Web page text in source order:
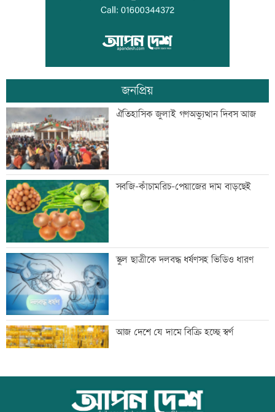
বিয়ে না করার কারণ জানালেন আমিশা
আওয়ামী লীগের সঙ্গে গণতন্ত্র যায় না: মির্জা
ফখরুল
ডেপুটি ম্যানেজার চেয়ে ব্র্যাকে নিয়োগ
‘আমার স্বপ্ন আপনাদের কাছে দিয়ে গেলাম’
মেহেরপুর সীমান্তে নারীসহ ৫ জনকে পুশইনের
চেষ্টা, বিজিবির প্রতিরোধে ব্যর্থ
থাইল্যান্ডে ১৪ বছরের শিক্ষার্থীর গুলিতে নিহত
জনপ্রিয়
ঐতিহাসিক জুলাই গণঅভ্যুত্থান দিবস আজ
সবজি-কাঁচামরিচ-পেয়াজের দাম বাড়ছেই
স্কুল ছাত্রীকে দলবদ্ধ ধর্ষণসহ ভিডিও ধারণ
আজ দেশে যে দামে বিক্রি হচ্ছে স্বর্ণ
আজ বিশ্ব বন্ধু দিবস